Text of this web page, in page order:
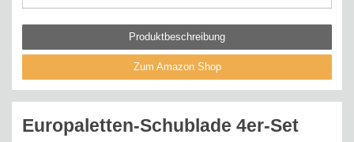
Produktbeschreibung
Zum Amazon Shop
Europaletten-Schublade 4er-Set